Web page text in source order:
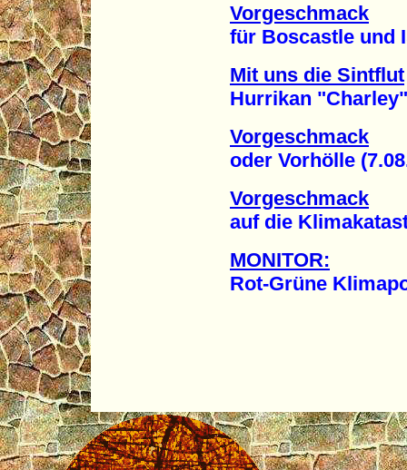
Vorgeschmack
für Boscastle und
Mit uns die Sintflut
Hurrikan "Charley"
Vorgeschmack
oder Vorhölle
Vorgeschmack
auf die
MONITOR:
Rot-Grüne